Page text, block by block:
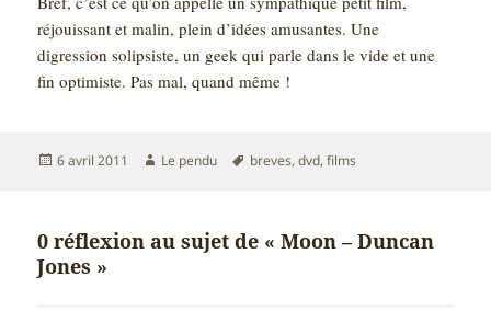
réjouissant et malin, plein d’idées amusantes. Une
digression solipsiste, un geek qui parle dans le vide et une
fin optimiste. Pas mal, quand même !
Publié
6 avril 2011 Auteur
Le pendu
Mots-
breves,dvd,films
0 réflexion au sujet de « Moon – Duncan
Jones »